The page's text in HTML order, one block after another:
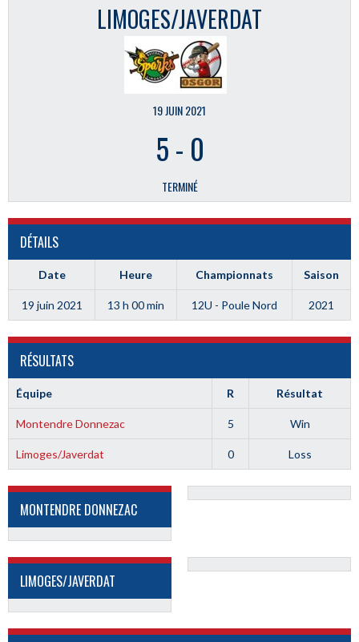
LIMOGES/JAVERDAT
19 JUIN 2021
5- 0
TERMINÉ
DÉTAILS
Date Heure Championnats Saison
19 juin 2021 13 h 00 min 12U - Poule Nord 2021
RÉSULTATS
Équipe R Résultat
Montendre Donnezac 5 Win
Limoges/Javerdat 0 Loss
MONTENDRE DONNEZAC
LIMOGES/JAVERDAT